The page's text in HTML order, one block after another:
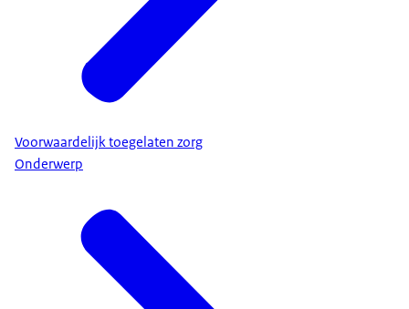
Voorwaardelijk toegelaten zorg
Onderwerp